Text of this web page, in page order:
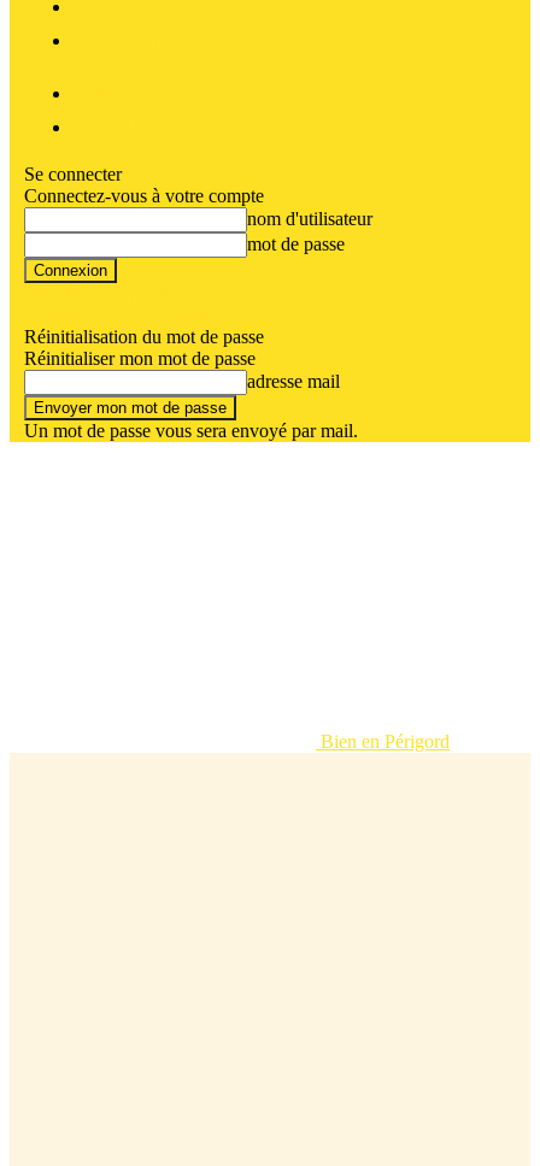
Se connecter
Connectez-vous à votre compte
nom d'utilisateur
mot de passe
Réinitialisation du mot de passe
Réinitialiser mon mot de passe
adresse mail
Un mot de passe vous sera envoyé par mail.
Bien en Périgord